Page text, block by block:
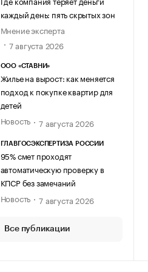
каждый день: пять скрытых зон
Мнение эксперта
7 августа 2026
ООО «СТАВНИ»
Жилье на вырост: как меняется
подход к покупке квартир для
детей
Новость
7 августа 2026
ГЛАВГОСЭКСПЕРТИЗА РОССИИ
95% смет проходят
автоматическую проверку в
КПСР без замечаний
Новость
7 августа 2026
Все публикации